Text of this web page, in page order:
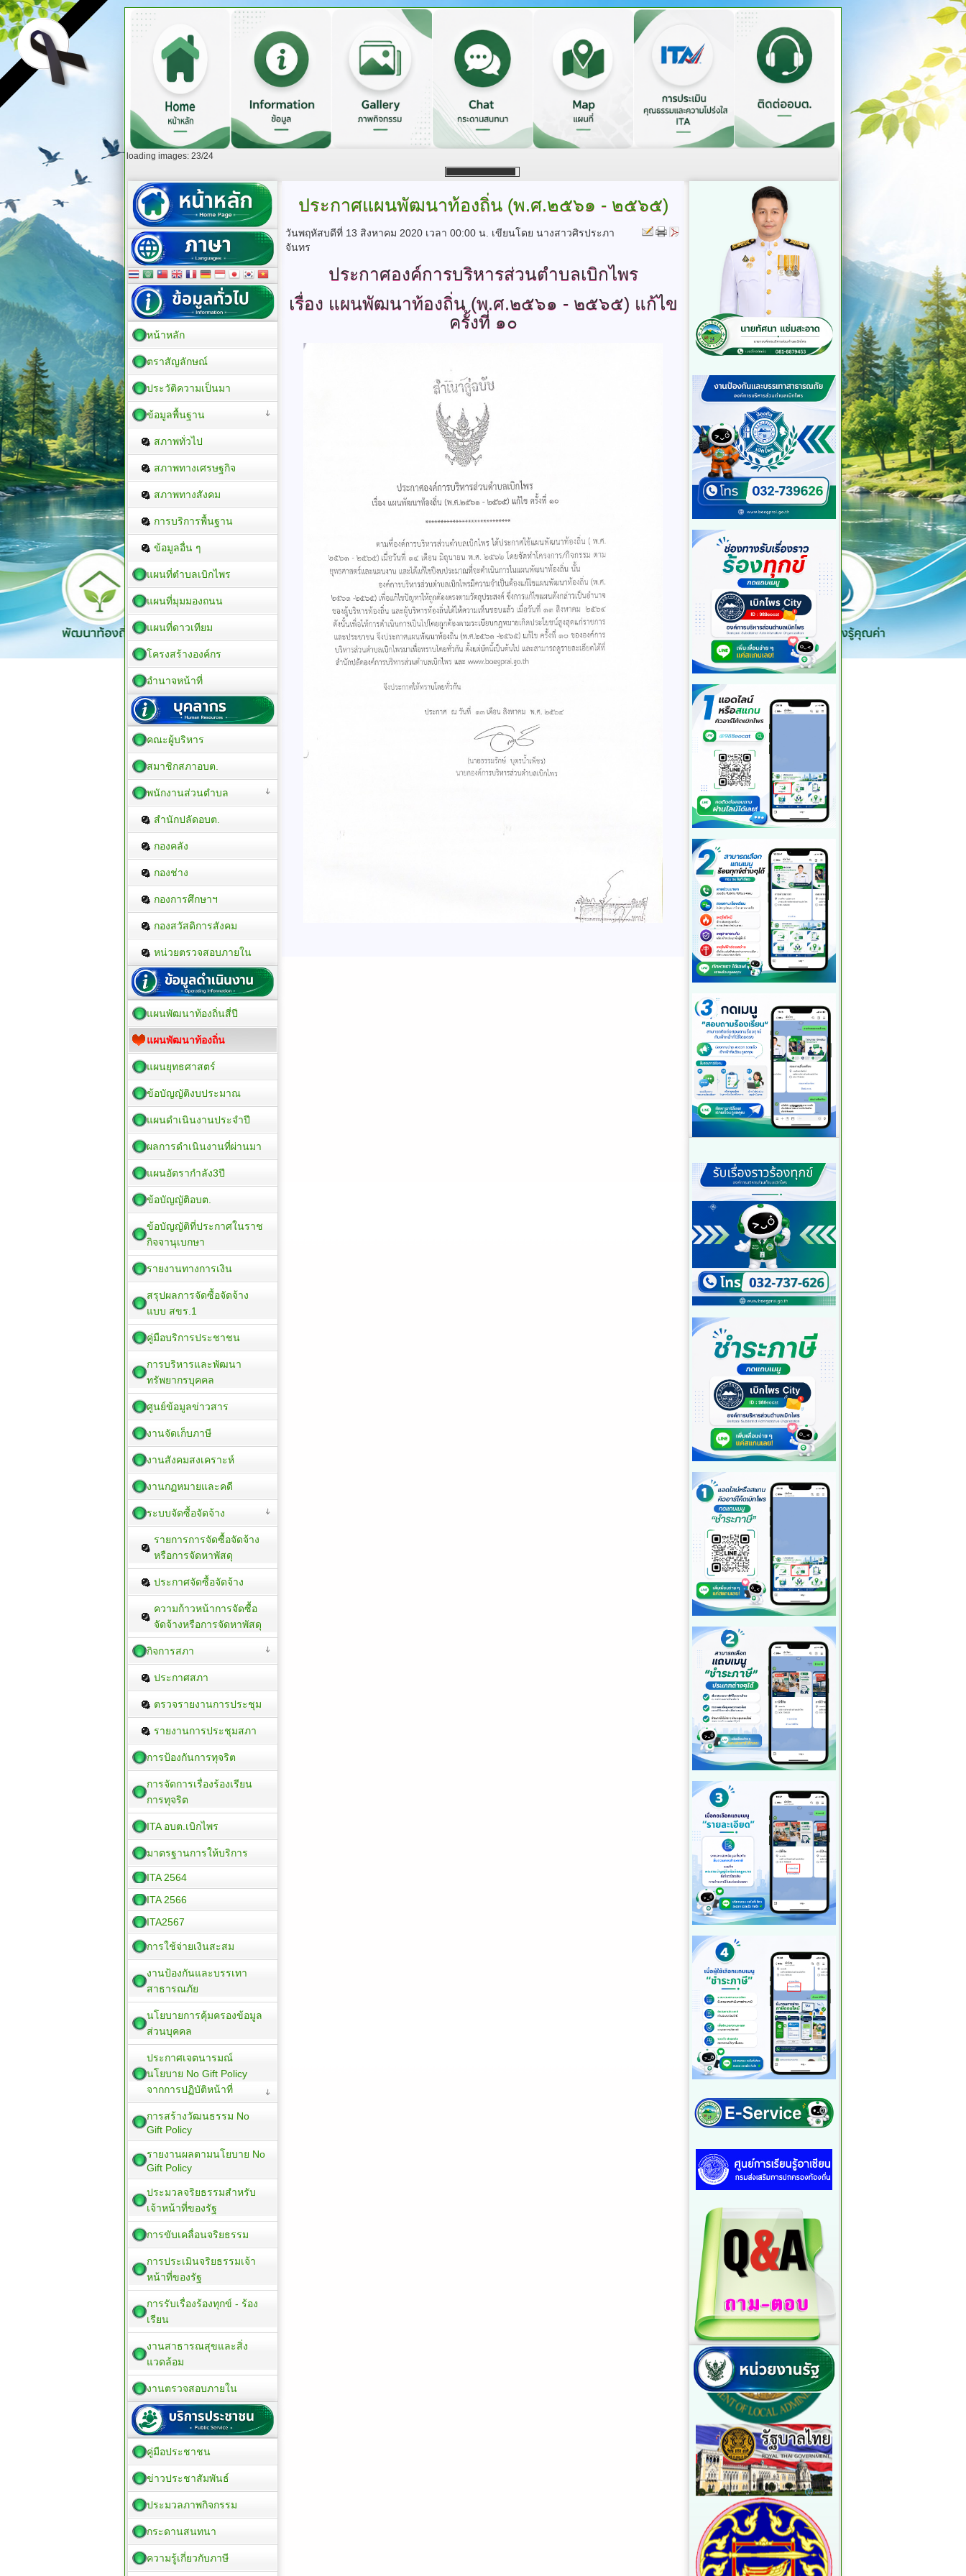
loading images: 23/24
ประกาศแผนพัฒนาท้องถิ่น(พ.ศ.๒๕๖๑ - ๒๕๖๕)
วันพฤหัสบดีที่ 13 สิงหาคม 2020 เวลา 00:00 น. เขียนโดย นางสาวศิรประภา
จันทร
ประกาศองค์การบริหารส่วนตำบลเบิกไพร
เรื่อง แผนพัฒนาท้องถิ่น (พ.ศ.๒๕๖๑ - ๒๕๖๕) แก้ไข
ครั้งที่ ๑๐
หน้าหลัก
ตราสัญลักษณ์
ประวัติความเป็นมา
ข้อมูลพื้นฐาน
สภาพทั่วไป
สภาพทางเศรษฐกิจ
สภาพทางสังคม
การบริการพื้นฐาน
ข้อมูลอื่น ๆ
แผนที่ตำบลเบิกไพร
แผนที่มุมมองถนน
แผนที่ดาวเทียม
โครงสร้างองค์กร
อำนาจหน้าที่
คณะผู้บริหาร
สมาชิกสภาอบต.
พนักงานส่วนตำบล
สำนักปลัดอบต.
กองคลัง
กองช่าง
กองการศึกษาฯ
กองสวัสดิการสังคม
หน่วยตรวจสอบภายใน
แผนพัฒนาท้องถิ่นสี่ปี
แผนพัฒนาท้องถิ่น
แผนยุทธศาสตร์
ข้อบัญญัติงบประมาณ
แผนดำเนินงานประจำปี
ผลการดำเนินงานที่ผ่านมา
แผนอัตรากำลัง3ปี
ข้อบัญญัติอบต.
ข้อบัญญัติที่ประกาศในราช
กิจจานุเบกษา
รายงานทางการเงิน
สรุปผลการจัดซื้อจัดจ้าง
แบบ สขร.1
คู่มือบริการประชาชน
การบริหารและพัฒนา
ทรัพยากรบุคคล
ศูนย์ข้อมูลข่าวสาร
งานจัดเก็บภาษี
งานสังคมสงเคราะห์
งานกฏหมายและคดี
ระบบจัดซื้อจัดจ้าง
รายการการจัดซื้อจัดจ้าง
หรือการจัดหาพัสดุ
ประกาศจัดซื้อจัดจ้าง
ความก้าวหน้าการจัดซื้อ
จัดจ้างหรือการจัดหาพัสดุ
กิจการสภา
ประกาศสภา
ตรวจรายงานการประชุม
รายงานการประชุมสภา
การป้องกันการทุจริต
การจัดการเรื่องร้องเรียน
การทุจริต
ITA อบต.เบิกไพร
มาตรฐานการให้บริการ
ITA 2564
ITA 2566
ITA2567
การใช้จ่ายเงินสะสม
งานป้องกันและบรรเทา
สาธารณภัย
นโยบายการคุ้มครองข้อมูล
ส่วนบุคคล
ประกาศเจตนารมณ์
นโยบาย No Gift Policy
จากการปฏิบัติหน้าที่
การสร้างวัฒนธรรม No
Gift Policy
รายงานผลตามนโยบาย No
Gift Policy
ประมวลจริยธรรมสำหรับ
เจ้าหน้าที่ของรัฐ
การขับเคลื่อนจริยธรรม
การประเมินจริยธรรมเจ้า
หน้าที่ของรัฐ
การรับเรื่องร้องทุกข์ - ร้อง
เรียน
งานสาธารณสุขและสิ่ง
แวดล้อม
งานตรวจสอบภายใน
คู่มือประชาชน
ข่าวประชาสัมพันธ์
ประมวลภาพกิจกรรม
กระดานสนทนา
ความรู้เกี่ยวกับภาษี